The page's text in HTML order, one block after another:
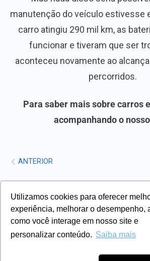
Utilizamos cookies para oferecer
experiência, melhorar o desempenho,
como você interage em nosso site e
personalizar conteúdo. Saiba mais
manutenção do veículo estivesse
carro atingiu 290 mil km, as
funcionar e tiveram que ser
aconteceu novamente ao
percorridos.
Para saber mais sobre carros
acompanhando o
ANTERIOR
Explorando novos horizontes com
inovação e estratégia. Estamos
para um amanhã mais conectado e